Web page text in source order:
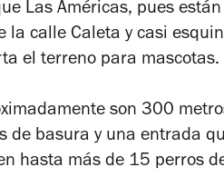
Las Américas, pues
la calle Caleta y casi
el terreno para mascotas.
son 300
de basura y una entrada
hasta más de 15 perros